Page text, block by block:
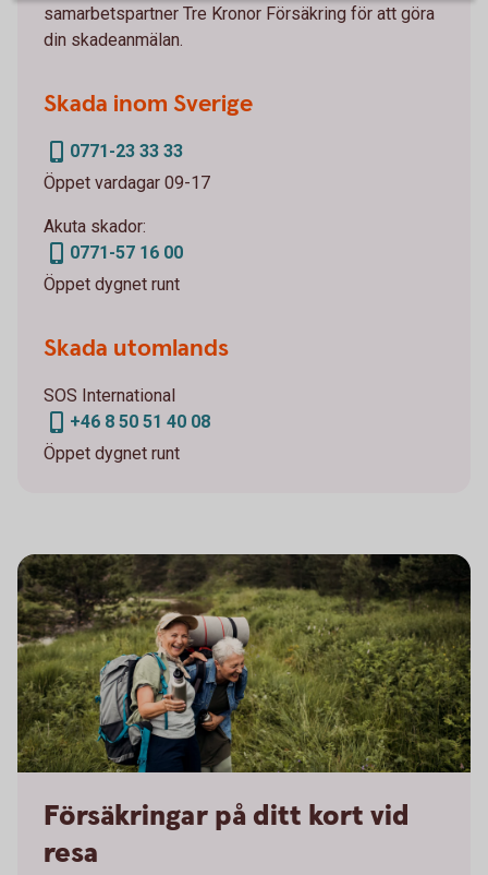
samarbetspartner Tre Kronor Försäkring för att göra
din skadeanmälan.
Skada inom Sverige
0771-23 33 33
Öppet vardagar 09-17
Akuta skador:
0771-57 16 00
Öppet dygnet runt
Skada utomlands
SOS International
+46 8 50 51 40 08
Öppet dygnet runt
Försäkringar på ditt kort vid
resa